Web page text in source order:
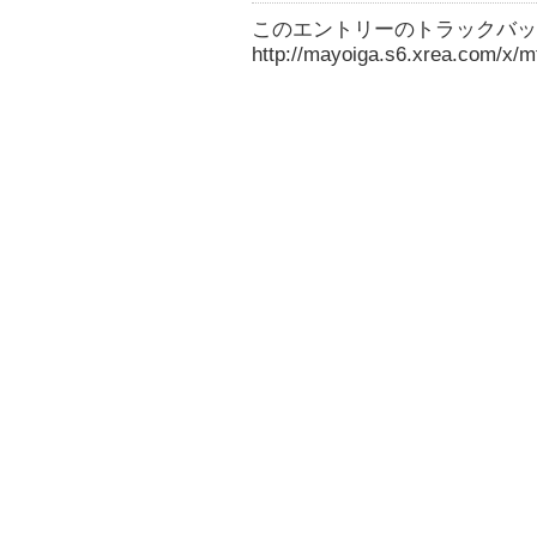
このエントリーのトラックバ
http://mayoiga.s6.xrea.com/x/